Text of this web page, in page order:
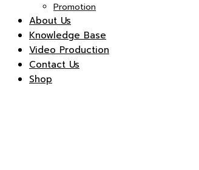
Promotion
About Us
Knowledge Base
Video Production
Contact Us
Shop